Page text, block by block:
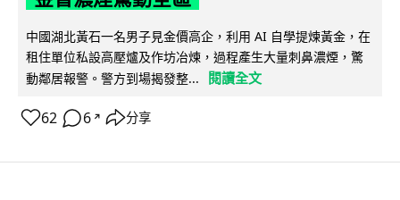
中國湖北黃石一名男子見金價高企，利用 AI 自學提煉黃金，在
租住單位私設高壓爐及作坊冶煉，過程產生大量刺鼻濃煙，驚
動鄰居報警。警方到場揭發整...
閱讀全文
62 6 ↗ 分享